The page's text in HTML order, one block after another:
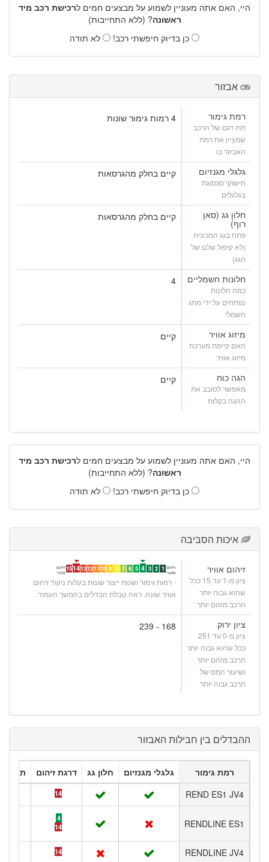
היי, האם אתה מעוניין לשמוע על מבצעים חמים לרכישת רכב מיד
ראשונה? (ללא התחייבות)
כן בדיוק חיפשתי רכב!
לא תודה
אבזור
רמת גימור
תת-דגם של הרכב
שמציין את רמת
האבזור בו
4 רמות גימור שונות
גלגלי מגנזיום
חישוקי סגסוגת
בגלגלים
קיים בחלק מהגרסאות
חלון גג (סאן
רוף)
פתח בגג המכונית
(לא קיפול שלם של
הגג)
קיים בחלק מהגרסאות
חלונות חשמליים
כמה חלונות
נפתחים על ידי מתג
חשמלי
4
מיזוג אוויר
האם קיימת מערכת
מיזוג אוויר
קיים
הגה כוח
מאפשר לסובב את
ההגה בקלות
קיים
היי, האם אתה מעוניין לשמוע על מבצעים חמים לרכישת רכב מיד
ראשונה? (ללא התחייבות)
כן בדיוק חיפשתי רכב!
לא תודה
איכות הסביבה
זיהום אוויר
ציון מ-1 עד 15 ככל
שהוא גבוה יותר
הרכב מזהם יותר
זיהום
מזערי 1
2
3
4
5
6
7
8
9
10
11
12
13
14
15זיהום
מרבי
- רמות גימור ושנות ייצור שונות בעלות ניקוד זיהום
אוויר שונה. ראה טבלת הבדלים בהמשך העמוד.
ציון ירוק
ציון מ-0 עד 251
ככל שהוא גבוה יותר
הרכב מזהם יותר
ושיעור המס של
הרכב גבוה יותר
168 - 239
ההבדלים בין חבילות האבזור
רמת גימור גלגלי מגנזיום חלון גג דרגת זיהום
REND ES1 JV4
14
RENDLINE ES1
4
14
RENDLINE JV4
14